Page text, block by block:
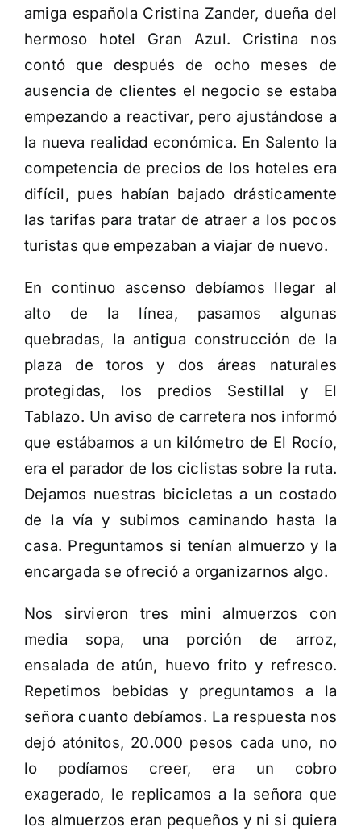
amiga española Cristina Zander, dueña del
hermoso hotel Gran Azul. Cristina nos
contó que después de ocho meses de
ausencia de clientes el negocio se estaba
empezando a reactivar, pero ajustándose a
la nueva realidad económica. En Salento la
competencia de precios de los hoteles era
difícil, pues habían bajado drásticamente
las tarifas para tratar de atraer a los pocos
turistas que empezaban a viajar de nuevo.
En continuo ascenso debíamos llegar al
alto de la línea, pasamos algunas
quebradas, la antigua construcción de la
plaza de toros y dos áreas naturales
protegidas, los predios Sestillal y El
Tablazo. Un aviso de carretera nos informó
que estábamos a un kilómetro de El Rocío,
era el parador de los ciclistas sobre la ruta.
Dejamos nuestras bicicletas a un costado
de la vía y subimos caminando hasta la
casa. Preguntamos si tenían almuerzo y la
encargada se ofreció a organizarnos algo.
Nos sirvieron tres mini almuerzos con
media sopa, una porción de arroz,
ensalada de atún, huevo frito y refresco.
Repetimos bebidas y preguntamos a la
señora cuanto debíamos. La respuesta nos
dejó atónitos, 20.000 pesos cada uno, no
lo podíamos creer, era un cobro
exagerado, le replicamos a la señora que
los almuerzos eran pequeños y ni si quiera